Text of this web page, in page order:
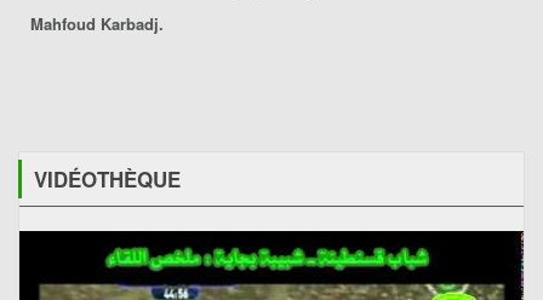
Mahfoud Karbadj.
VIDÉOTHÈQUE